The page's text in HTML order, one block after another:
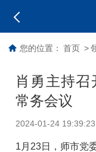
您的位置： 首页 >
肖勇主持召
常务会议
2024-01-24 19:39:23
1月23日，师市党